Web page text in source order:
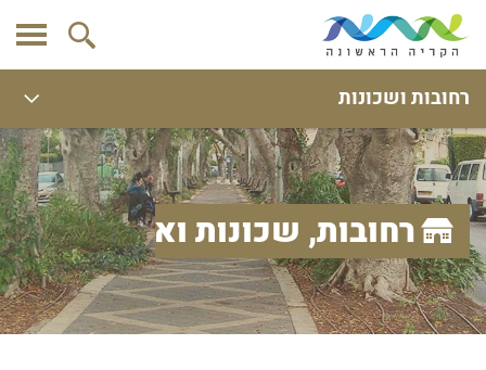
רחובות ושכונות
רחובות, שכונות ואתרים